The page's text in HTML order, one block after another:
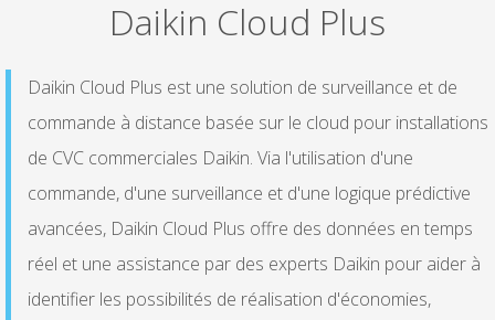
Daikin Cloud Plus
Daikin Cloud Plus est une solution de surveillance et de
commande à distance basée sur le cloud pour installations
de CVC commerciales Daikin. Via l'utilisation d'une
commande, d'une surveillance et d'une logique prédictive
avancées, Daikin Cloud Plus offre des données en temps
réel et une assistance par des experts Daikin pour aider à
identifier les possibilités de réalisation d'économies,